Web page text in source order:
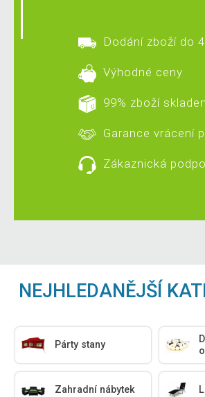
Dodání zboží do
Výhodné ceny
99% zboží
Garance vrácení
Zákaznická
NEJHLEDANĚJŠÍ
Párty stany
Zahradní nábytek